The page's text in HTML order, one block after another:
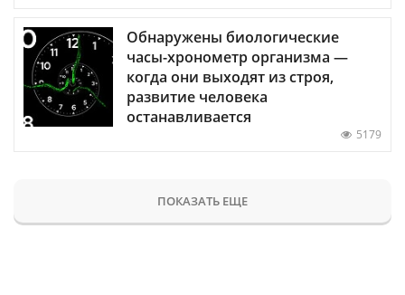
Обнаружены биологические
часы-хронометр организма —
когда они выходят из строя,
развитие человека
останавливается
5179
ПОКАЗАТЬ ЕЩЕ